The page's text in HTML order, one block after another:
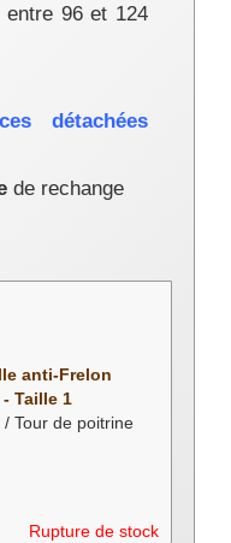
entre 96 et 124
détachées
de rechange
anti-Frelon
Taille 1
Tour de poitrine
Rupture de stock